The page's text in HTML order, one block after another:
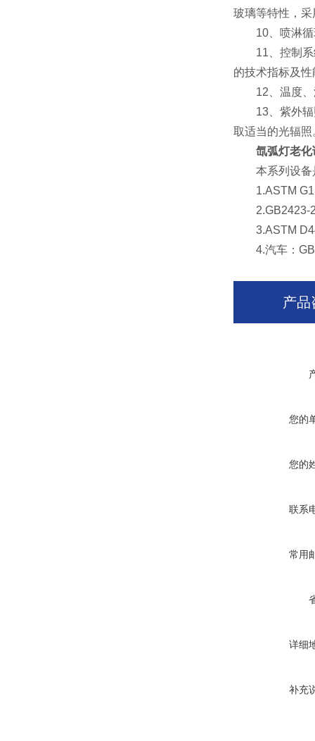
玻璃等特性，
10、喷淋循
11、控制系统
的技术指标及
12、温度、湿
13、紫外辐照
取适当的光辐
氙弧灯老化
本系列设备是
1.ASTM
2.GB2423-
3.ASTM
4.汽车：GB/
产品
您的
您的
联系
常用
详细
补充